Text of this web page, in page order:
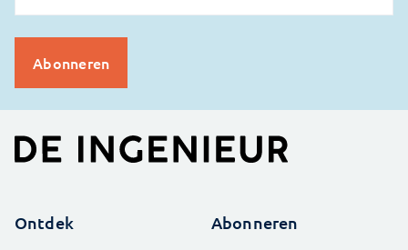
Ontdek Abonneren